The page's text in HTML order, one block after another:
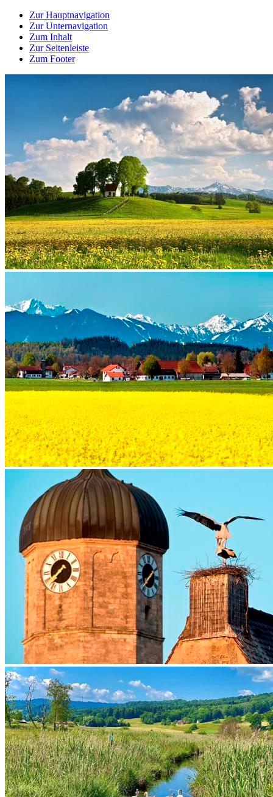
Zur Hauptnavigation
Zur Unternavigation
Zum Inhalt
Zur Seitenleiste
Zum Footer